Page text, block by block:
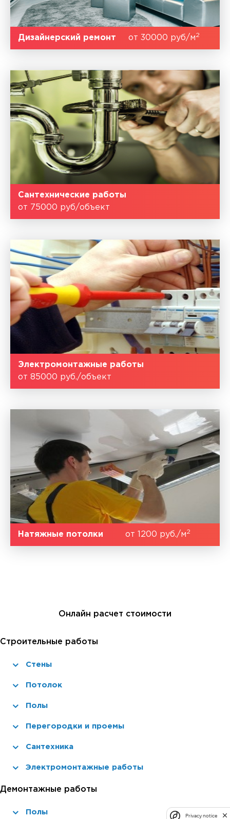
Дизайнерский ремонт от 30000 руб/м2
Сантехнические работы
от 75000 руб/объект
Электромонтажные работы
от 85000 руб./объект
Натяжные потолки от 1200 руб./м2
Онлайн расчет стоимости
Строительные работы
Стены
Потолок
Полы
Перегородки и проемы
Сантехника
Электромонтажные работы
Демонтажные работы
Полы
Privacy notice